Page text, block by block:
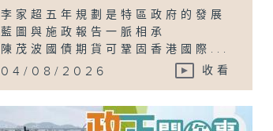
李家超五年規劃是特區政府的發展
藍圖與施政報告一脈相承
陳茂波國債期貨可鞏固香港國際...
04/08/2026 收看